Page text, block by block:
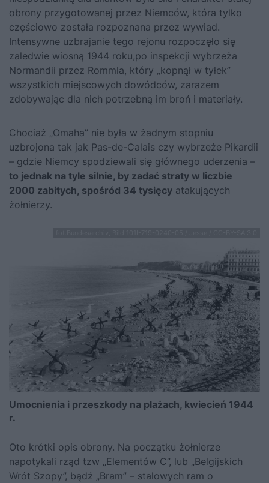
obrony przygotowanej przez Niemców, która tylko
częściowo została rozpoznana przez wywiad.
Intensywne uzbrajanie tego rejonu rozpoczęło się
zaledwie wiosną 1944 roku,po inspekcji wybrzeża
Normandii przez Rommla, który „kopnął w tyłek”
wszystkich miejscowych dowódców, zarazem
zdobywając dla nich potrzebną im broń i materiały.
Chociaż „Omaha” nie była w żadnym stopniu
uzbrojona tak jak Pas-de-Calais czy wybrzeże Pikardii
– gdzie Niemcy spodziewali się głównego uderzenia –
to jednak na tyle silnie, by zadać straty w liczbie
2000 zabitych, spośród 34 tysięcy atakujących
żołnierzy.
Umocnienia i przeszkody na plażach, kwiecień 1944
r.
Oto krótki opis obrony. Na początku żołnierze
napotykali rząd tzw „Elementów C”, lub „Belgijskich
Wrót Szopy”, bądź „Bram” – stalowych ram o